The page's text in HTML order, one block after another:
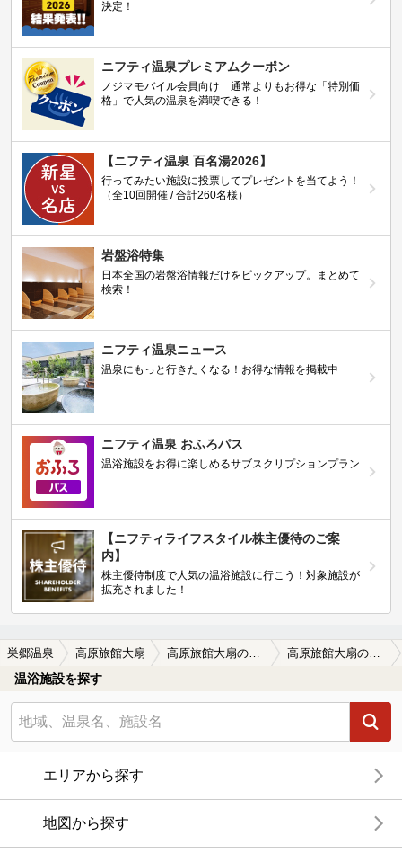
決定！
ニフティ温泉プレミアムクーポン
ノジマモバイル会員向け 通常よりもお得な「特別価
格」で人気の温泉を満喫できる！
【ニフティ温泉 百名湯2026】
行ってみたい施設に投票してプレゼントを当てよう！
（全10回開催 / 合計260名様）
岩盤浴特集
日本全国の岩盤浴情報だけをピックアップ。まとめて
検索！
ニフティ温泉ニュース
温泉にもっと行きたくなる！お得な情報を掲載中
ニフティ温泉 おふろパス
温浴施設をお得に楽しめるサブスクリプションプラン
【ニフティライフスタイル株主優待のご案
内】
株主優待制度で人気の温浴施設に行こう！対象施設が
拡充されました！
巣郷温泉 高原旅館大扇 高原旅館大扇の口コミ一覧 高原旅館大扇の口コミ アブラ臭
温浴施設を探す
エリアから探す
地図から探す